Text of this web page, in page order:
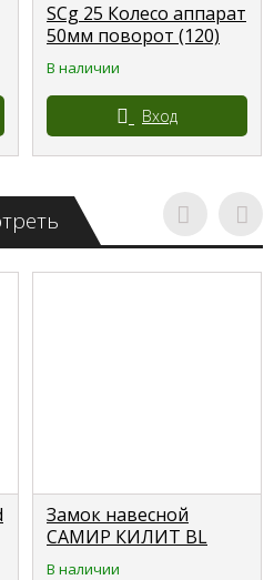
SCg 25 Колесо аппарат
50мм поворот (120)
В наличии
Вход
Замок навесной
САМИР КИЛИТ BL
30мм
В наличии